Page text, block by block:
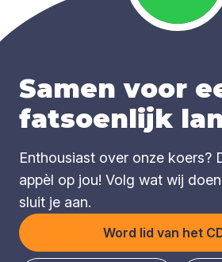
Samen voor
fatsoenlijk
Enthousiast over onze koers?
appèl op jou! Volg wat wij
sluit je aan.
Word lid van het